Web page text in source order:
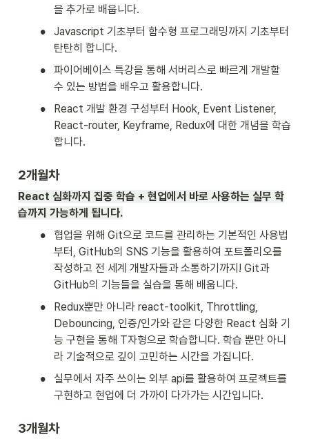
을 추가로 배웁니다.
•
Javascript 기초부터 함수형 프로그래밍까지 기초부터
탄탄히 합니다.
•
파이어베이스 특강을 통해 서버리스로 빠르게 개발할
수 있는 방법을 배우고 활용합니다.
•
React 개발 환경 구성부터 Hook, Event Listener,
React-router, Keyframe, Redux에 대한 개념을 학습
합니다.
2개월차
React 심화까지 집중 학습 + 현업에서 바로 사용하는 실무 학
습까지 가능하게 됩니다.
•
협업을 위해 Git으로 코드를 관리하는 기본적인 사용법
부터, GitHub의 SNS 기능을 활용하여 포트폴리오를
작성하고 전 세계 개발자들과 소통하기까지! Git과
GitHub의 기능들을 실습을 통해 배웁니다.
•
Redux뿐만 아니라 react-toolkit, Throttling,
Debouncing, 인증/인가와 같은 다양한 React 심화 기
능 구현을 통해 T자형으로 학습합니다. 학습 뿐만 아니
라 기술적으로 깊이 고민하는 시간을 가집니다.
•
실무에서 자주 쓰이는 외부 api를 활용하여 프로젝트를
구현하고 현업에 더 가까이 다가가는 시간입니다.
3개월차